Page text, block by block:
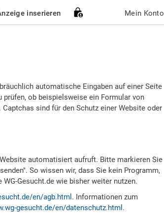
inserieren Mein Konto
automatische Eingaben auf einer Seite
prüfen, ob beispielsweise ein Formular von
sind für den Schutz einer Website oder
automatisiert aufruft. Bitte markieren Sie
So wissen wir, dass Sie kein Programm,
Gesucht.de wie bisher weiter nutzen.
en/agb.html . Informationen zum
gesucht.de/en/datenschutz.html .